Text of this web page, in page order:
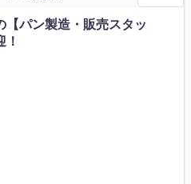
【パン製造・販売スタッ